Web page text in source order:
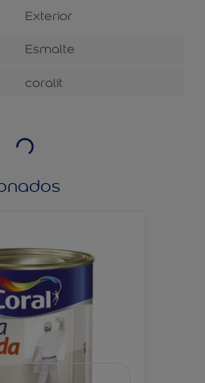
Exterior
Esmalte
coralit